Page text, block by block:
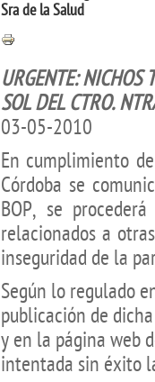
Sra de la Salud
URGENTE: NICHOS
SOL DEL CTRO.
03-05-2010
En cumplimiento
Córdoba se
BOP, se
relacionados a
inseguridad de la
Según lo regulado
publicación de
y en la página web
intentada sin éxito